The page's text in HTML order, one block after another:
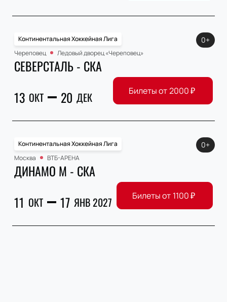
Континентальная Хоккейная Лига
Череповец
Ледовый дворец «Череповец»
СЕВЕРСТАЛЬ - СКА
13 ОКТ 20 ДЕК
0+
Билеты от2000₽
Континентальная Хоккейная Лига
Москва
ВТБ-АРЕНА
ДИНАМО М - СКА
11 ОКТ 17 ЯНВ 2027
0+
Билеты от 1100₽